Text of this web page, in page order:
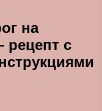
на
рецепт с